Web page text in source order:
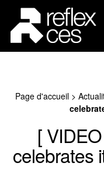
Page d'accueil >
[
celebrates